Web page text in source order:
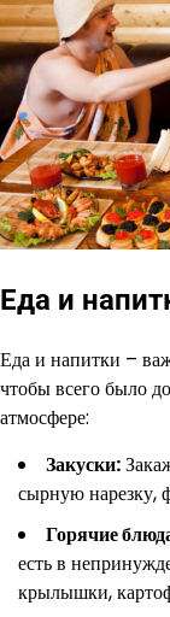
Еда и
Еда и напитки –
чтобы всего было
атмосфере:
Закуски:
сырную нарезку,
Горячие
есть в
крылышки,